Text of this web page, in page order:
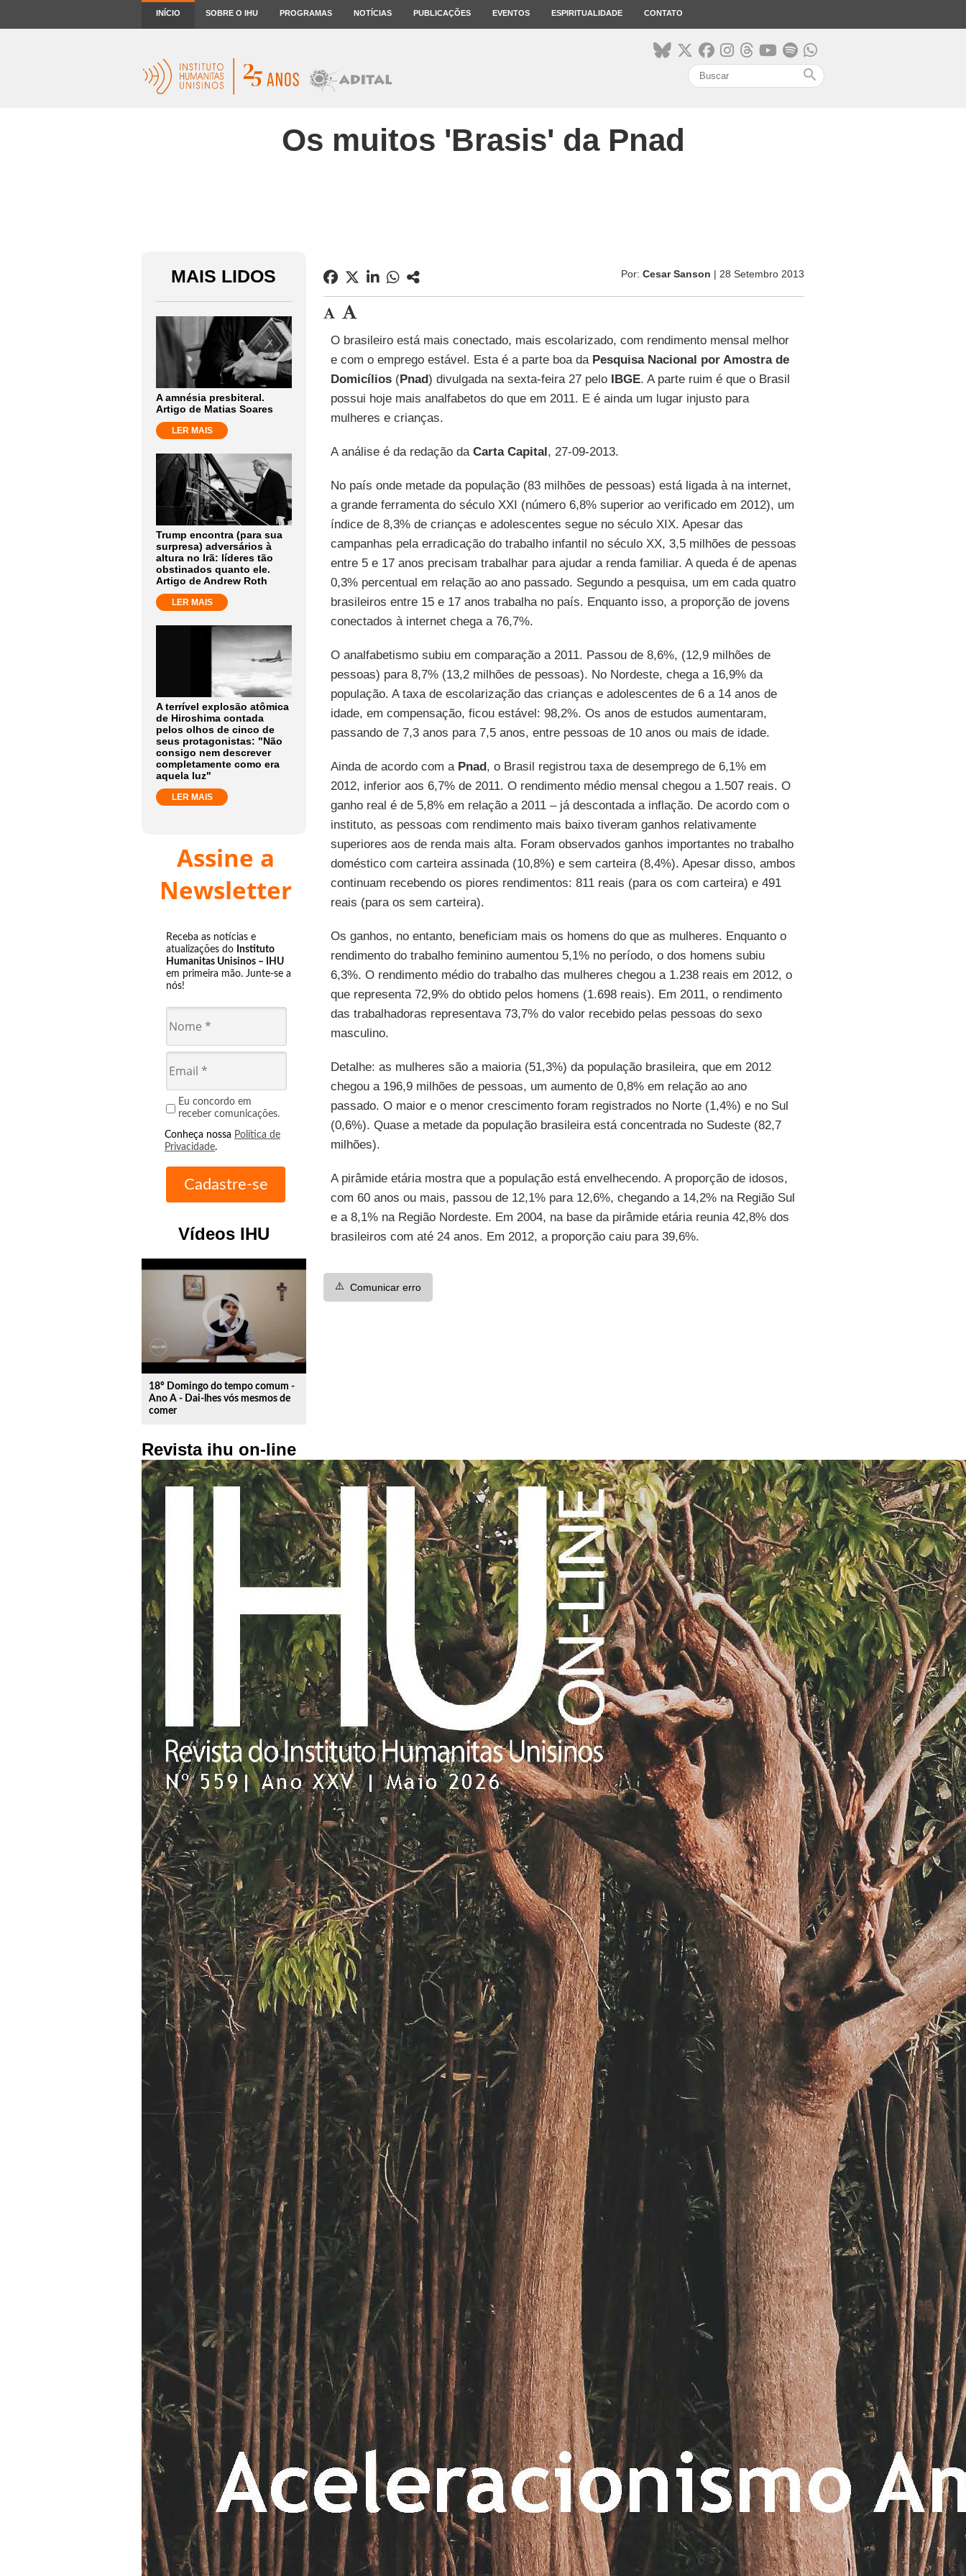
INÍCIO SOBRE O IHU PROGRAMAS NOTÍCIAS PUBLICAÇÕES EVENTOS ESPIRITUALIDADE CONTATO
search
Os muitos 'Brasis' da Pnad
MAIS LIDOS
A amnésia presbiteral.
Artigo de Matias Soares
LER MAIS
Trump encontra (para sua
surpresa) adversários à
altura no Irã: líderes tão
obstinados quanto ele.
Artigo de Andrew Roth
LER MAIS
A terrível explosão atômica
de Hiroshima contada
pelos olhos de cinco de
seus protagonistas: "Não
consigo nem descrever
completamente como era
aquela luz"
LER MAIS
Assine a
Newsletter
Receba as notícias e
atualizações do Instituto
Humanitas Unisinos – IHU
em primeira mão. Junte-se a
nós!
Eu concordo em
receber comunicações.
Conheça nossa Política de
Privacidade.
Vídeos IHU
play_circle_outline
18º Domingo do tempo comum -
Ano A - Dai-lhes vós mesmos de
comer
Revista ihu on-line
Por: Cesar Sanson | 28 Setembro 2013
O brasileiro está mais conectado, mais escolarizado, com rendimento mensal melhor
e com o emprego estável. Esta é a parte boa da Pesquisa Nacional por Amostra de
Domicílios(Pnad) divulgada na sexta-feira 27 pelo IBGE. A parte ruim é que o Brasil
possui hoje mais analfabetos do que em 2011. E é ainda um lugar injusto para
mulheres e crianças.
A análise é da redação da Carta Capital, 27-09-2013.
No país onde metade da população (83 milhões de pessoas) está ligada à na internet,
a grande ferramenta do século XXI (número 6,8% superior ao verificado em 2012), um
índice de 8,3% de crianças e adolescentes segue no século XIX. Apesar das
campanhas pela erradicação do trabalho infantil no século XX, 3,5 milhões de pessoas
entre 5 e 17 anos precisam trabalhar para ajudar a renda familiar. A queda é de apenas
0,3% percentual em relação ao ano passado. Segundo a pesquisa, um em cada quatro
brasileiros entre 15 e 17 anos trabalha no país. Enquanto isso, a proporção de jovens
conectados à internet chega a 76,7%.
O analfabetismo subiu em comparação a 2011. Passou de 8,6%, (12,9 milhões de
pessoas) para 8,7% (13,2 milhões de pessoas). No Nordeste, chega a 16,9% da
população. A taxa de escolarização das crianças e adolescentes de 6 a 14 anos de
idade, em compensação, ficou estável: 98,2%. Os anos de estudos aumentaram,
passando de 7,3 anos para 7,5 anos, entre pessoas de 10 anos ou mais de idade.
Ainda de acordo com a Pnad, o Brasil registrou taxa de desemprego de 6,1% em
2012, inferior aos 6,7% de 2011. O rendimento médio mensal chegou a 1.507 reais. O
ganho real é de 5,8% em relação a 2011 – já descontada a inflação. De acordo com o
instituto, as pessoas com rendimento mais baixo tiveram ganhos relativamente
superiores aos de renda mais alta. Foram observados ganhos importantes no trabalho
doméstico com carteira assinada (10,8%) e sem carteira (8,4%). Apesar disso, ambos
continuam recebendo os piores rendimentos: 811 reais (para os com carteira) e 491
reais (para os sem carteira).
Os ganhos, no entanto, beneficiam mais os homens do que as mulheres. Enquanto o
rendimento do trabalho feminino aumentou 5,1% no período, o dos homens subiu
6,3%. O rendimento médio do trabalho das mulheres chegou a 1.238 reais em 2012, o
que representa 72,9% do obtido pelos homens (1.698 reais). Em 2011, o rendimento
das trabalhadoras representava 73,7% do valor recebido pelas pessoas do sexo
masculino.
Detalhe: as mulheres são a maioria (51,3%) da população brasileira, que em 2012
chegou a 196,9 milhões de pessoas, um aumento de 0,8% em relação ao ano
passado. O maior e o menor crescimento foram registrados no Norte (1,4%) e no Sul
(0,6%). Quase a metade da população brasileira está concentrada no Sudeste (82,7
milhões).
A pirâmide etária mostra que a população está envelhecendo. A proporção de idosos,
com 60 anos ou mais, passou de 12,1% para 12,6%, chegando a 14,2% na Região Sul
e a 8,1% na Região Nordeste. Em 2004, na base da pirâmide etária reunia 42,8% dos
brasileiros com até 24 anos. Em 2012, a proporção caiu para 39,6%.
⚠️ Comunicar erro